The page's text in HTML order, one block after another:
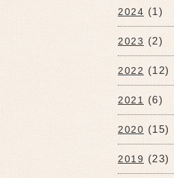
2024 (1)
2023 (2)
2022 (12)
2021 (6)
2020 (15)
2019 (23)